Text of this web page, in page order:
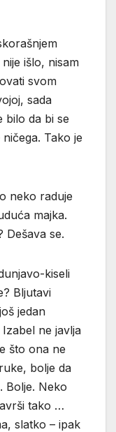
išlo, nisam
svom
sada
bilo da bi se
Tako je
neko raduje
majka.
Dešava se.
kiseli
Bljutavi
jedan
ne javlja
što ona ne
bolje da
Bolje. Neko
tako …
slatko – ipak